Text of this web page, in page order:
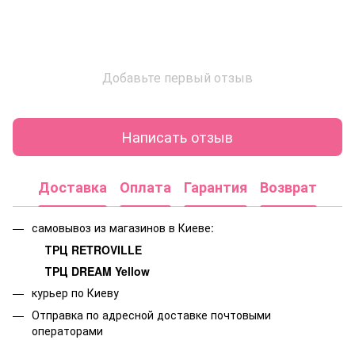
Добавьте первый отзыв
Написать отзыв
Доставка Оплата Гарантия Возврат
самовывоз из магазинов в Киеве:
ТРЦ RETROVILLE
ТРЦ DREAM Yellow
курьер по Киеву
Отправка по адресной доставке почтовыми
операторами